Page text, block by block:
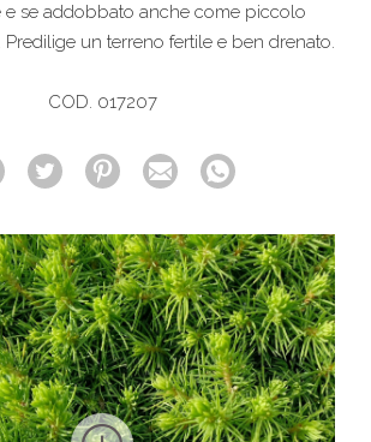
e se addobbato anche come piccolo
un terreno fertile e ben drenato.
COD. 017207